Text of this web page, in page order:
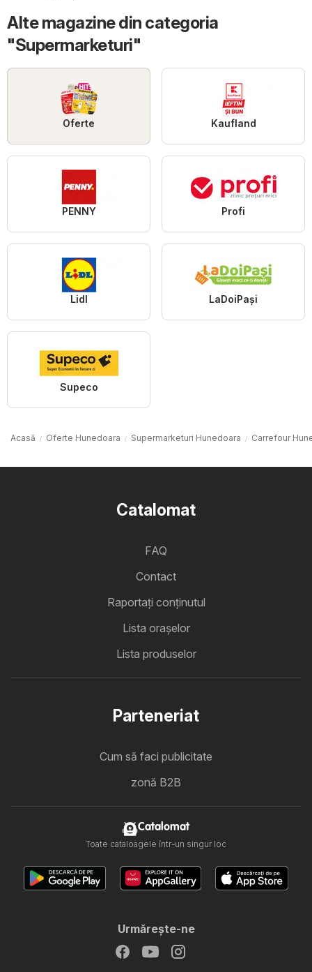
Alte magazine din categoria
"Supermarketuri"
Oferte Kaufland
PENNY Profi
Lidl LaDoiPași
Supeco
Acasă Oferte Hunedoara Supermarketuri Hunedoara Carrefour
Catalomat
FAQ
Contact
Raportați conținutul
Lista oraşelor
Lista produselor
Parteneriat
Cum să faci publicitate
zonă B2B
Catalomat
Toate cataloagele într-un singur loc
Urmăreşte-ne